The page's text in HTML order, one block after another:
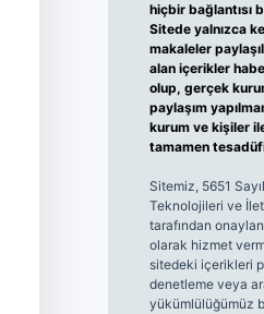
hiçbir bağlantısı
Sitede yalnızca
makaleler
alan içerikler
olup, gerçek
paylaşım
kurum ve kişiler
tamamen
Sitemiz, 5651
Teknolojileri ve
tarafından
olarak hizmet
sitedeki içerikleri
denetleme veya
yükümlülüğümüz